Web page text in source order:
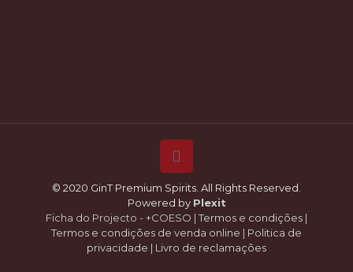
© 2020 GinT Premium Spirits. All Rights Reserved.
Powered by Plexit
Ficha do Projecto - +COESO |Termos e condições |
Termos e condições de venda online | Politica de
privacidade | Livro de reclamações